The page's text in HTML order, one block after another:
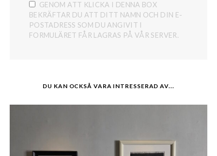
GENOM ATT KLICKA I DENNA BOX
BEKRÄFTAR DU ATT DITT NAMN OCH DIN E-
POSTADRESS SOM DU ANGIVIT I
FORMULÄRET FÅR LAGRAS PÅ VÅR SERVER.
DU KAN OCKSÅ VARA INTRESSERAD AV...